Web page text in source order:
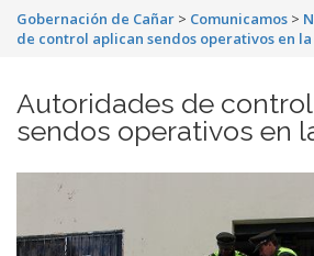
Gobernación de Cañar > Comunicamos >
de control aplican sendos operativos en
Autoridades de
sendos operativos en